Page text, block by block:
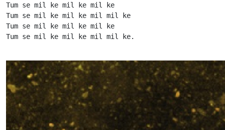
Tum se mil ke mil ke mil ke
Tum se mil ke mil ke mil mil ke
Tum se mil ke mil ke mil ke
Tum se mil ke mil ke mil mil ke.